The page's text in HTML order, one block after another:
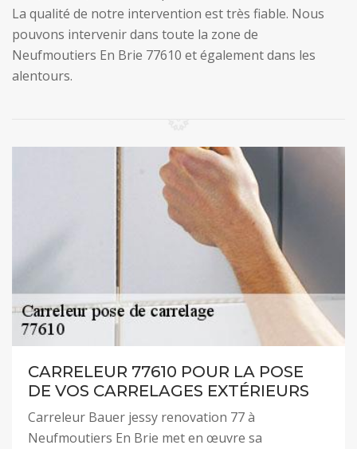
La qualité de notre intervention est très fiable. Nous
pouvons intervenir dans toute la zone de
Neufmoutiers En Brie 77610 et également dans les
alentours.
CARRELEUR 77610 POUR LA POSE
DE VOS CARRELAGES EXTÉRIEURS
Carreleur Bauer jessy renovation 77 à
Neufmoutiers En Brie met en œuvre sa